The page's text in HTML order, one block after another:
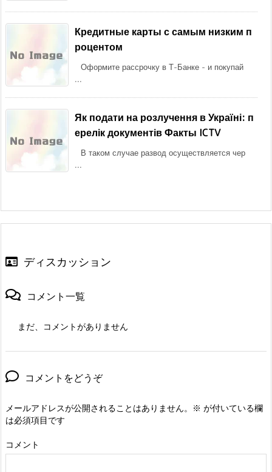
Кредитные карты с самым низким п
роцентом
Оформите рассрочку в Т-Банке - и покупай
...
Як подати на розлучення в Україні: п
ерелік документів Факты ICTV
В таком случае развод осуществляется чер
...
ディスカッション
コメント一覧
まだ、コメントがありません
コメントをどうぞ
メールアドレスが公開されることはありません。 ※ が付いている欄
は必須項目です
コメント